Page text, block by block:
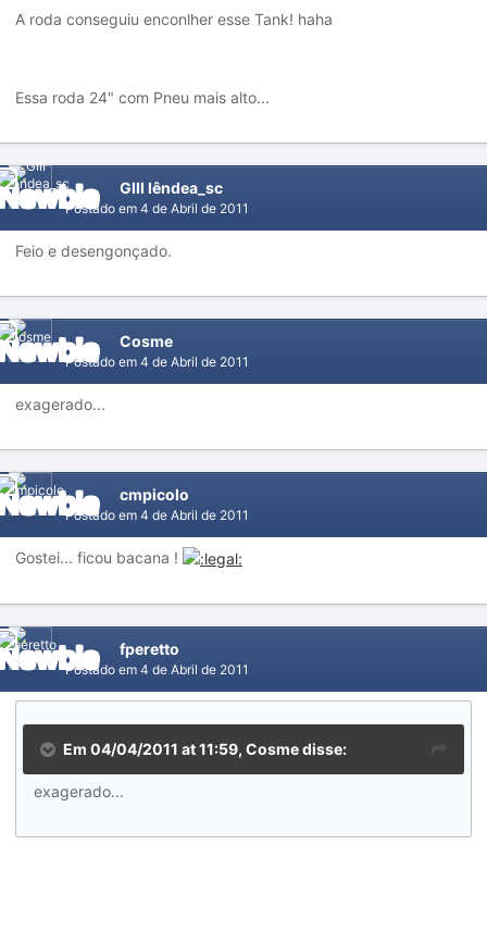
A roda conseguiu enconlher esse Tank! haha
Essa roda 24" com Pneu mais alto...
GIII lêndea_sc
Postado em 4 de Abril de 2011
Feio e desengonçado.
Cosme
Postado em 4 de Abril de 2011
exagerado...
cmpicolo
Postado em 4 de Abril de 2011
Gostei... ficou bacana !
fperetto
Postado em 4 de Abril de 2011
Em 04/04/2011 at 11:59, Cosme disse:
exagerado...